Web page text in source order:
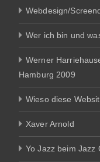
Webdesign/
Wer ich bin und
Werner
Hamburg 2009
Wieso diese
Xaver Arnold
Yo Jazz beim Jazz